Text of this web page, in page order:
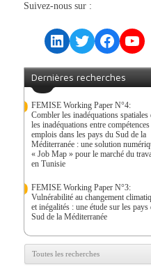
Suivez-nous sur :
LinkedIn
Twitter
Dernières recherches
FEMISE Working Paper N°4:
Combler les inadéquations spatiales
les inadéquations entre compétences
emplois dans les pays du Sud de la
Méditerranée : une solution
« Job Map » pour le marché du
en Tunisie
FEMISE Working Paper N°3:
Vulnérabilité au changement
et inégalités : une étude sur les pays
Sud de la Méditerranée
Toutes les recherches